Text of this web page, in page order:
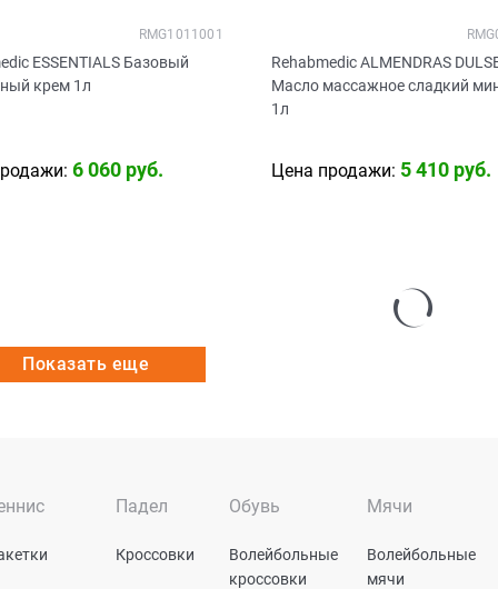
ESSENTIALS Базовый
крем 1л
RMG1011001
6 060 руб.
Rehabmedic ALMENDRAS
Масло массажное сладкий
1л
Цена продажи: 5 410 руб.
Показать еще
Падел
Кроссовки
Обувь
Волейбольные
кроссовки
Мячи
Волейбольные
мячи